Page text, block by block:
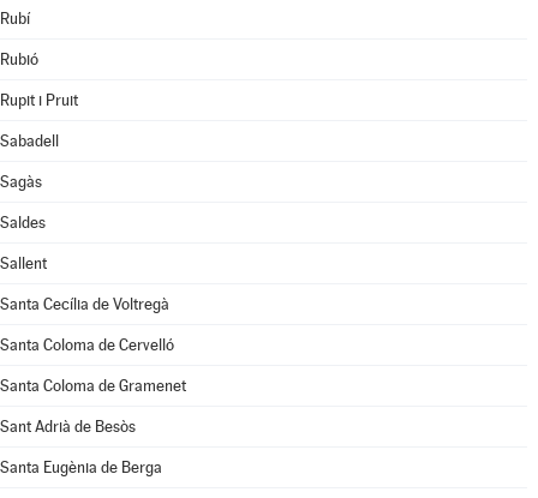
Rubí
Rubió
Rupit i Pruit
Sabadell
Sagàs
Saldes
Sallent
Santa Cecília de Voltregà
Santa Coloma de Cervelló
Santa Coloma de Gramenet
Sant Adrià de Besòs
Santa Eugènia de Berga